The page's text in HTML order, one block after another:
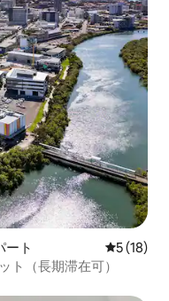
ート レビュー
5 (18)
ト（長期滞在可）